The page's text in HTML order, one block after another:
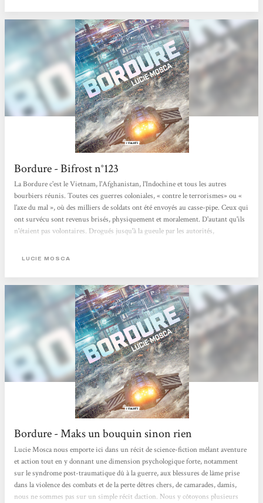
Bordure - Bifrost n°123
La Bordure c'est le Vietnam, l'Afghanistan, l'Indochine et tous les autres
bourbiers réunis. Toutes ces guerres coloniales, « contre le terrorismes» ou «
l'axe du mal », où des milliers de soldats ont été envoyés au casse-pipe. Ceux qui
ont survécu sont revenus brisés, physiquement et moralement. D'autant qu'ils
n'étaient pas volontaires. Drogués jusqu'à la gueule par les autorités,
de carnage épouvantables imprimées dans la mémoire ? Comment retrouver
LUCIE MOSCA
Bordure - Maks un bouquin sinon rien
Lucie Mosca nous emporte ici dans un récit de science-fiction mêlant aventure
et action tout en y donnant une dimension psychologique forte, notamment
sur le syndrome post-traumatique dû à la guerre, aux blessures de lâme prise
dans la violence des combats et de la perte dêtres chers, de camarades, damis,
nous ne sommes pas sur un simple récit daction. Nous y côtoyons plusieurs